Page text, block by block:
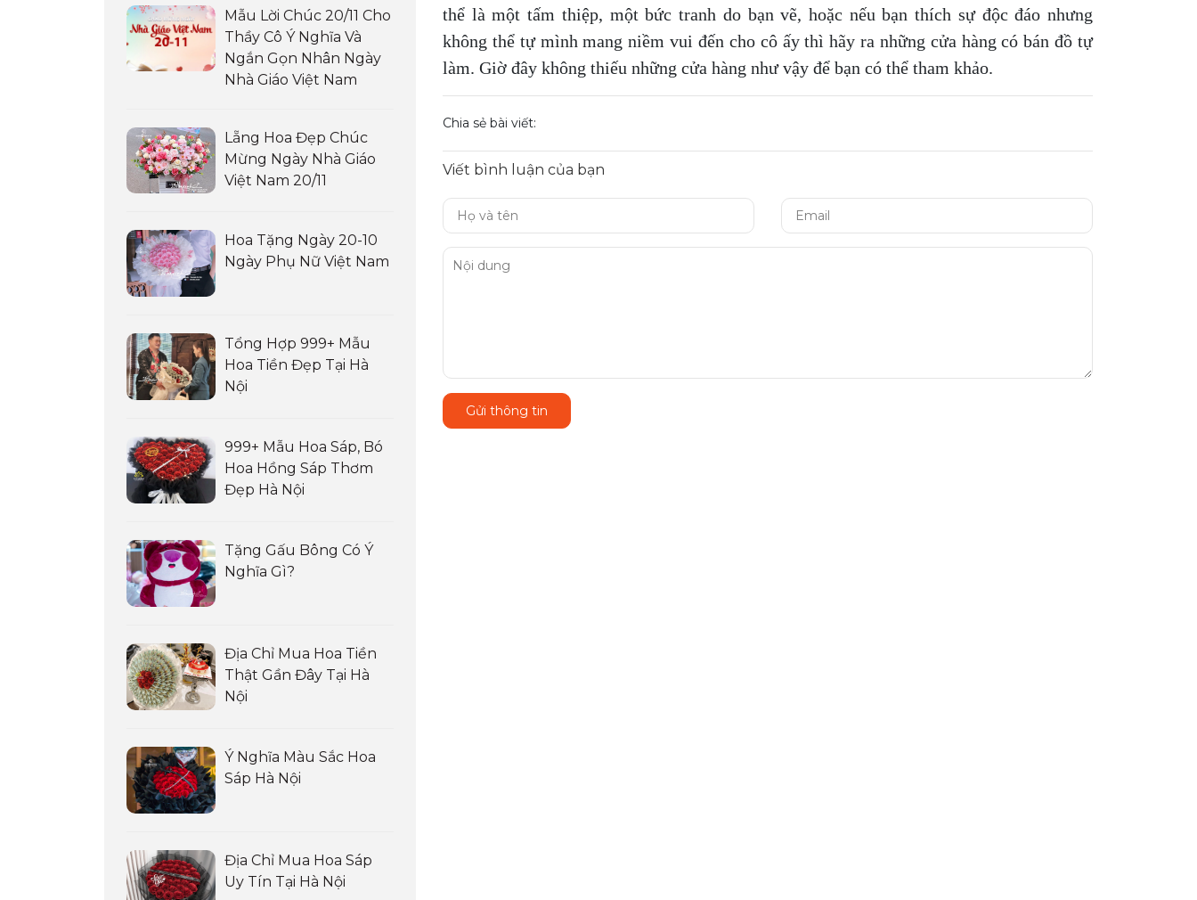
thể là một tấm thiệp, một bức tranh do bạn vẽ, hoặc nếu bạn thích sự độc đáo nhưng
không thể tự mình mang niềm vui đến cho cô ấy thì hãy ra những cửa hàng có bán đồ tự
làm. Giờ đây không thiếu những cửa hàng như vậy để bạn có thể tham khảo.
Chia sẻ bài viết:
Viết bình luận của bạn
Gửi thông tin
Mẫu Lời Chúc 20/11 Cho
Thầy Cô Ý Nghĩa Và
Ngắn Gọn Nhân Ngày
Nhà Giáo Việt Nam
Lẵng Hoa Đẹp Chúc
Mừng Ngày Nhà Giáo
Việt Nam 20/11
Hoa Tặng Ngày 20-10
Ngày Phụ Nữ Việt Nam
Tổng Hợp 999+ Mẫu
Hoa Tiền Đẹp Tại Hà
Nội
999+ Mẫu Hoa Sáp, Bó
Hoa Hồng Sáp Thơm
Đẹp Hà Nội
Tặng Gấu Bông Có Ý
Nghĩa Gì?
Địa Chỉ Mua Hoa Tiền
Thật Gần Đây Tại Hà
Nội
Ý Nghĩa Màu Sắc Hoa
Sáp Hà Nội
Địa Chỉ Mua Hoa Sáp
Uy Tín Tại Hà Nội